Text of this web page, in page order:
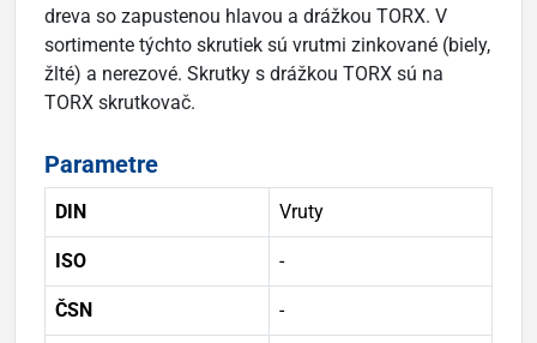
dreva so zapustenou hlavou a drážkou TORX. V
sortimente týchto skrutiek sú vrutmi zinkované (biely,
žlté) a nerezové. Skrutky s drážkou TORX sú na
TORX skrutkovač.
Parametre
DIN Vruty
ISO -
ČSN -